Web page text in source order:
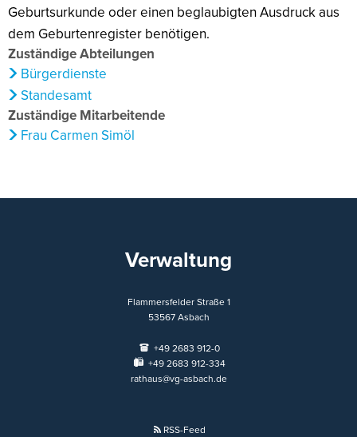
Geburtsurkunde oder einen beglaubigten Ausdruck aus
dem Geburtenregister benötigen.
Zuständige Abteilungen
Bürgerdienste
Standesamt
Zuständige Mitarbeitende
Frau Carmen Simöl
Verwaltung
Flammersfelder Straße 1
53567 Asbach
+49 2683 912-0
+49 2683 912-334
rathaus@vg-asbach.de
RSS-Feed